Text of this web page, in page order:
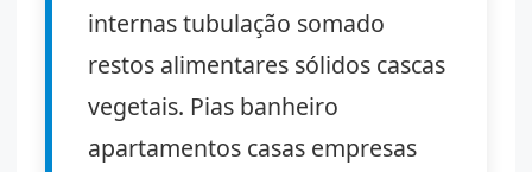
internas tubulação somado
restos alimentares sólidos cascas
vegetais. Pias banheiro
apartamentos casas empresas